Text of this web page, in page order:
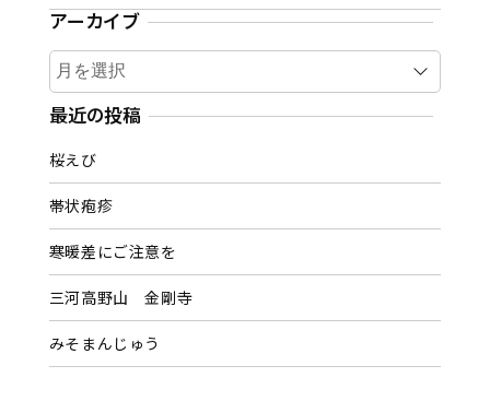
アーカイブ
ア
ー
カ
ブ
最近の投稿
桜えび
帯状疱疹
寒暖差にご注意を
三河高野山 金剛寺
みそまんじゅう